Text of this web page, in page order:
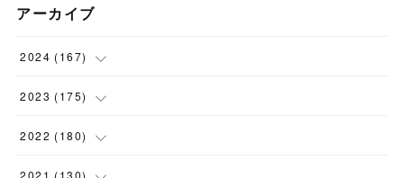
アーカイブ
2024 (167)
(11)
(24)
(23)
2023 (175)
(12)
(18)
2022 (180)
(17)
2021 (130)